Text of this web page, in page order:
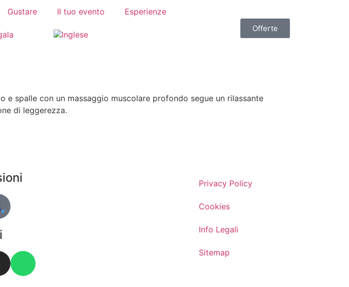
Gustare Il tuo evento Esperienze
Offerte
spalle con un massaggio muscolare profondo segue un rilassante
di leggerezza.
Privacy Policy
Cookies
Info Legali
Sitemap